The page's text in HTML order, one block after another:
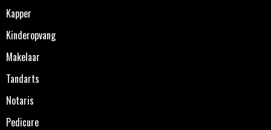
Kapper
Kinderopvang
Makelaar
Tandarts
Notaris
Pedicure